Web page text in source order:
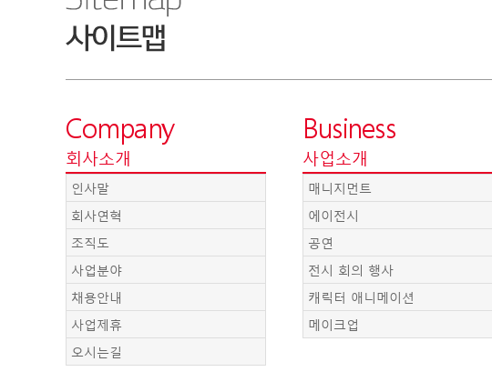
Company
회사소개
인사말
회사연혁
조직도
사업분야
채용안내
사업제휴
오시는길
Business
사업소개
매니지먼트
에이전시
공연
전시 회의 행사
캐릭터 애니메이션
메이크업